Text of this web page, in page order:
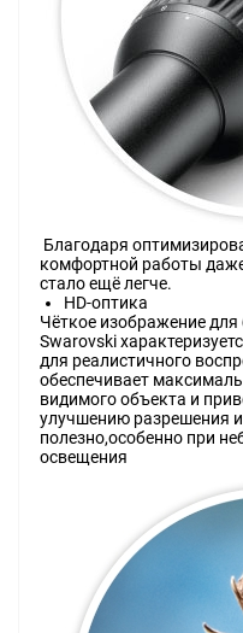
Благодаря
комфортной работы
стало ещё легче.
НD-оптика
Чёткое изображение
Swarovski
для реалистичного
обеспечивает
видимого объекта и
улучшению разрешения
полезно,особенно при
освещения